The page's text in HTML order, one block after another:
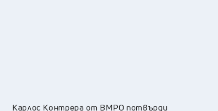
Карлос Контрера от ВМРО потвърди